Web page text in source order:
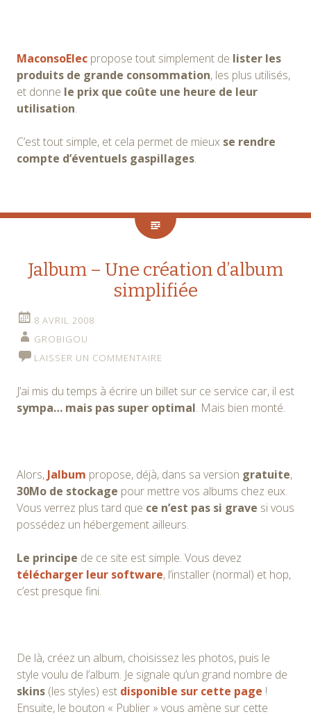
MaconsoElec propose tout simplement de lister les
produits de grande consommation, les plus utilisés,
et donne le prix que coûte une heure de leur
utilisation.
C’est tout simple, et cela permet de mieux se rendre
compte d’éventuels gaspillages.
Jalbum – Une création d’album
simplifiée
8 AVRIL 2008
GROBIGOU
LAISSER UN COMMENTAIRE
J’ai mis du temps à écrire un billet sur ce service car, il est
sympa… mais pas super optimal. Mais bien monté.
Alors, Jalbum propose, déjà, dans sa version gratuite,
30Mo de stockage pour mettre vos albums chez eux.
Vous verrez plus tard que ce n’est pas si grave si vous
possédez un hébergement ailleurs.
Le principe de ce site est simple. Vous devez
télécharger leur software, l’installer (normal) et hop,
c’est presque fini.
De là, créez un album, choisissez les photos, puis le
style voulu de l’album. Je signale qu’un grand nombre de
skins (les styles) est disponible sur cette page !
Ensuite, le bouton « Publier » vous amène sur cette